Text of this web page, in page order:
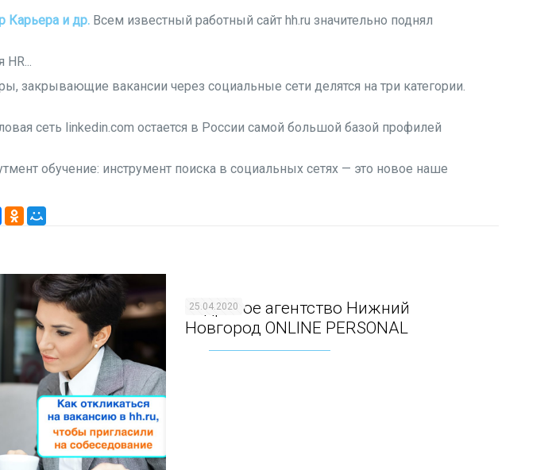
Карьера и др. Всем известный работный сайт hh.ru значительно поднял
закрывающие вакансии через социальные сети делятся на три категории.
сеть linkedin.com остается в России самой большой базой профилей
обучение: инструмент поиска в социальных сетях — это новое наше
25.04.2020
Кадровое агентство Нижний
Новгород ONLINE PERSONAL